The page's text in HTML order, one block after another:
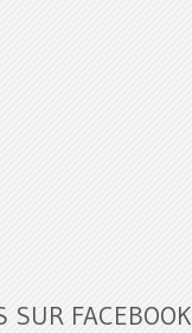
SUR FACEBOOK